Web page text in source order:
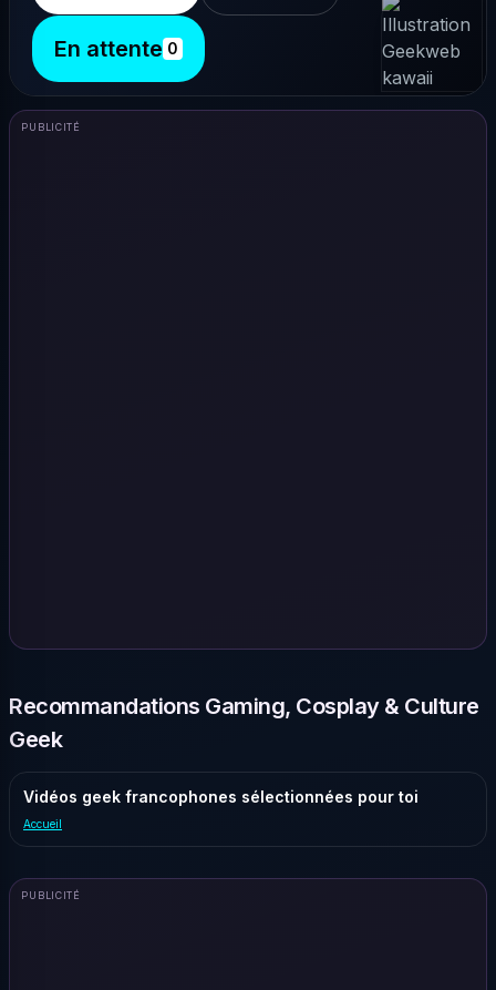
En attente 0
PUBLICITÉ
Recommandations Gaming, Cosplay & Culture
Geek
Vidéos geek francophones sélectionnées pour toi
Accueil
PUBLICITÉ